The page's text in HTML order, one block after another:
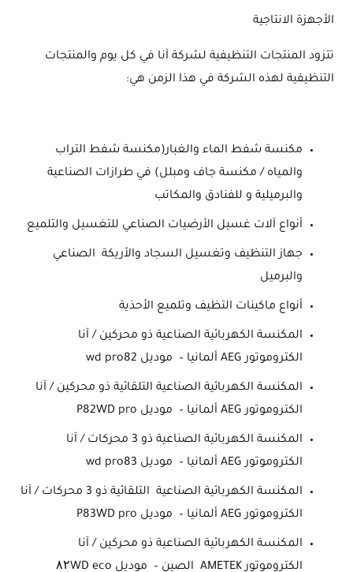
الأجهزة الانتاجية
تتزود المنتجات التنظيفية لشركة آنا في كل يوم والمنتجات
التنظيفية لهذه الشركة في هذا الزمن هي:
مكنسة شفط الماء والغبار(مكنسة شفط التراب
والمياه / مكنسة جاف ومبلل) في طرازات الصناعية
والبرميلية و للفنادق والمكاتب
أنواع آلات غسيل الأرضيات الصناعي للتغسيل والتلميع
جهاز التنظيف وتغسيل السجاد والأريكة الصناعي
والبرميل
أنواع ماكينات التظيف وتلميع الأحذية
المكنسة الكهربائية الصناعية ذو محركين / آنا
الكتروموتور AEG ألمانيا – موديل wd pro82
المكنسة الكهربائية الصناعية التلقائية ذو محركين / آنا
الكتروموتور AEG ألمانيا – موديل P82WD pro
المكنسة الكهربائية الصناعية ذو 3 محركات / آنا
الكتروموتور AEG ألمانيا – موديل wd pro83
المكنسة الكهربائية الصناعية التلقائية ذو 3 محركات / آنا
الكتروموتور AEG ألمانيا – موديل P83WD pro
المكنسة الكهربائية الصناعية ذو محركين / آنا
الكتروموتور AMETEK الصين – موديل ۸۲WD eco